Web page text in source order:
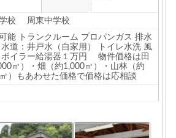
校 周東中学校
能 トランクルーム プロパンガス 排水
道：井戸水（自家用） トイレ水洗 風
ボイラー給湯器１万円 物件価格は田
㎡）・畑（約1,000㎡）・山林（約
）もあわせた価格で価格は応相談